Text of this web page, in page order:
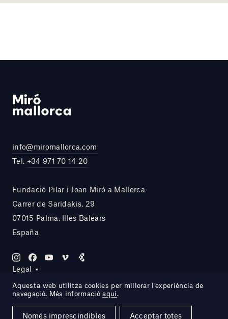
info@miromallorca.com
Tel. +34 971 70 14 20
Fundació Pilar i Joan Miró a Mallorca
Carrer de Saridakis, 29
07015 Palma, Illes Balears
España
Legal
Site by DOMO—A
Aquesta web utilitza cookies per millorar l’experiència de
navegació. Més informacióaquí.
Només imprescindibles Acceptar totes